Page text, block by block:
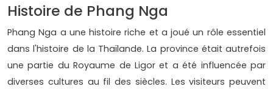
Histoire de Phang Nga
Phang Nga a une histoire riche et a joué un rôle essentiel
dans l'histoire de la Thaïlande. La province était autrefois
une partie du Royaume de Ligor et a été influencée par
diverses cultures au fil des siècles. Les visiteurs peuvent